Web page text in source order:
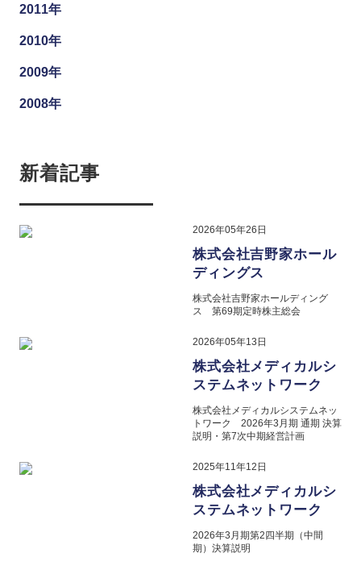
2011年
2010年
2009年
2008年
新着記事
2026年05年26日
株式会社吉野家ホール
ディングス
株式会社吉野家ホールディング
ス 第69期定時株主総会
2026年05年13日
株式会社メディカルシ
ステムネットワーク
株式会社メディカルシステムネッ
トワーク 2026年3月期 通期 決算
説明・第7次中期経営計画
2025年11年12日
株式会社メディカルシ
ステムネットワーク
2026年3月期第2四半期（中間
期）決算説明